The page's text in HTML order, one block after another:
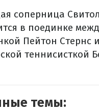
соперница
в поединке
Пейтон Стернс и
теннисисткой
темы: